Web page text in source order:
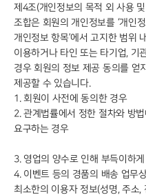
제4조(개인정보의 목적 외 사용
조합은 회원의 개인정보를 ‘개인
개인정보 항목’에서 고지한 범위
이용하거나 타인 또는 타기업, 기
경우 회원의 정보 제공 동의를 얻
제공할 수 있습니다.
1. 회원이 사전에 동의한 경우
2. 관계법률에서 정한 절차와 방
요구하는 경우
3. 영업의 양수로 인해 부득이하
4. 이벤트 등의 경품의 배송 업무
최소한의 이용자 정보(성명, 주소